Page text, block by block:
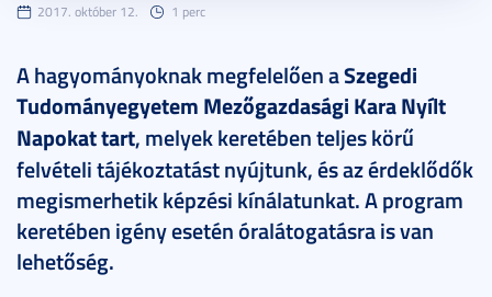
2017. október 12. 1 perc
A hagyományoknak megfelelően aSzegedi
Tudományegyetem Mezőgazdasági Kara Nyílt
Napokat tart, melyek keretében teljes körű
felvételi tájékoztatást nyújtunk, és az érdeklődők
megismerhetik képzési kínálatunkat. A program
keretében igény esetén óralátogatásra is van
lehetőség.